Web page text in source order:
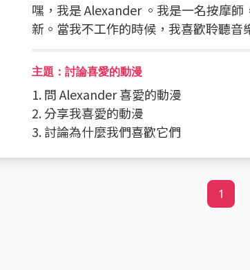
嘿，我是 Alexander 。我是一名按摩
新。當我不工作的時候，我喜歡聆聽
主題：討論喜愛的動漫
1. 問 Alexander 喜愛的動漫
2. 分享我喜愛的動漫
3. 討論為什麼我們喜歡它們
1